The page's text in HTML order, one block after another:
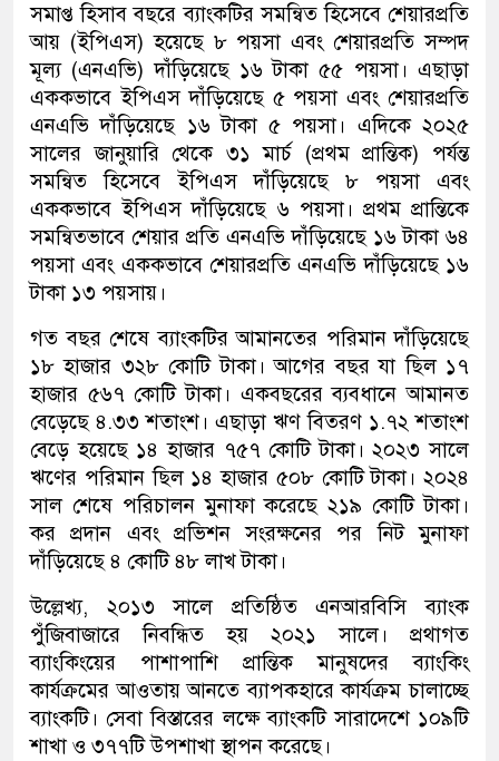
সমাপ্ত হিসাব বছরে ব্যাংকটির সমন্বিত হিসেবে শেয়ারপ্রতি
আয় (ইপিএস) হয়েছে ৮ পয়সা এবং শেয়ারপ্রতি সম্পদ
মূল্য (এনএভি) দাঁড়িয়েছে ১৬ টাকা ৫৫ পয়সা। এছাড়া
এককভাবে ইপিএস দাঁড়িয়েছে ৫ পয়সা এবং শেয়ারপ্রতি
এনএভি দাঁড়িয়েছে ১৬ টাকা ৫ পয়সা। এদিকে ২০২৫
সালের জানুয়ারি থেকে ৩১ মার্চ (প্রথম প্রান্তিক) পর্যন্ত
সমন্বিত হিসেবে ইপিএস দাঁড়িয়েছে ৮ পয়সা এবং
এককভাবে ইপিএস দাঁড়িয়েছে ৬ পয়সা। প্রথম প্রান্তিকে
সমন্বিতভাবে শেয়ার প্রতি এনএভি দাঁড়িয়েছে ১৬ টাকা ৬৪
পয়সা এবং এককভাবে শেয়ারপ্রতি এনএভি দাঁড়িয়েছে ১৬
টাকা ১৩ পয়সায়।
গত বছর শেষে ব্যাংকটির আমানতের পরিমান দাঁড়িয়েছে
১৮ হাজার ৩২৮ কোটি টাকা। আগের বছর যা ছিল ১৭
হাজার ৫৬৭ কোটি টাকা। একবছরের ব্যবধানে আমানত
বেড়েছে ৪.৩৩ শতাংশ। এছাড়া ঋণ বিতরণ ১.৭২ শতাংশ
বেড়ে হয়েছে ১৪ হাজার ৭৫৭ কোটি টাকা। ২০২৩ সালে
ঋণের পরিমান ছিল ১৪ হাজার ৫০৮ কোটি টাকা। ২০২৪
সাল শেষে পরিচালন মুনাফা করেছে ২১৯ কোটি টাকা।
কর প্রদান এবং প্রভিশন সংরক্ষনের পর নিট মুনাফা
দাঁড়িয়েছে ৪ কোটি ৪৮ লাখ টাকা।
উল্লেখ্য, ২০১৩ সালে প্রতিষ্ঠিত এনআরবিসি ব্যাংক
পুঁজিবাজারে নিবন্ধিত হয় ২০২১ সালে। প্রথাগত
ব্যাংকিংয়ের পাশাপাশি প্রান্তিক মানুষদের ব্যাংকিং
কার্যক্রমের আওতায় আনতে ব্যাপকহারে কার্যক্রম চালাচ্ছে
ব্যাংকটি। সেবা বিস্তারের লক্ষে ব্যাংকটি সারাদেশে ১০৯টি
শাখা ও ৩৭৭টি উপশাখা স্থাপন করেছে।